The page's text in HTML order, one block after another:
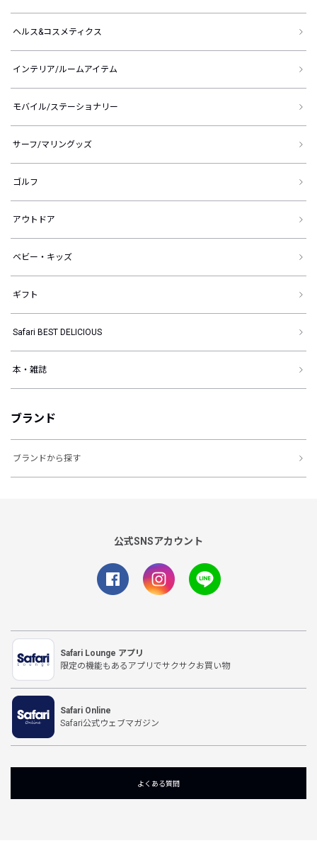
ヘルス&コスメティクス
インテリア/ルームアイテム
モバイル/ステーショナリー
サーフ/マリングッズ
ゴルフ
アウトドア
ベビー・キッズ
ギフト
Safari BEST DELICIOUS
本・雑誌
ブランド
ブランドから探す
公式SNSアカウント
Safari Lounge アプリ
限定の機能もあるアプリでサクサクお買い物
Safari Online
Safari公式ウェブマガジン
よくある質問